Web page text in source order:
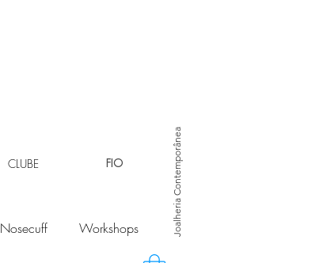
CLUBE Joalheria Contemporânea
FIO
Nosecuff Workshops